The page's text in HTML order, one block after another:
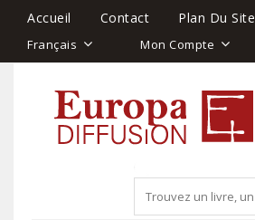
Accueil Contact Plan Du Site
Français Mon Compte